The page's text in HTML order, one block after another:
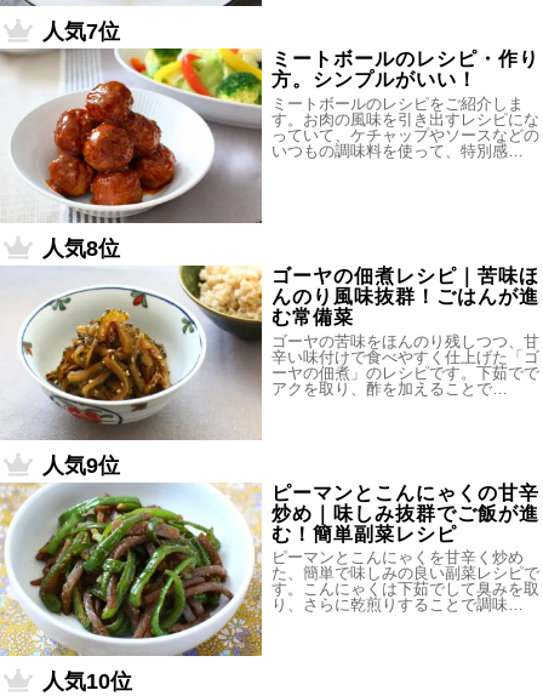
人気7位
ミートボールのレシピ・作り
方。シンプルがいい！
ミートボールのレシピをご紹介しま
す。お肉の風味を引き出すレシピにな
っていて、ケチャップやソースなどの
いつもの調味料を使って、特別感…
人気8位
ゴーヤの佃煮レシピ｜苦味ほ
んのり風味抜群！ごはんが進
む常備菜
ゴーヤの苦味をほんのり残しつつ、甘
辛い味付けで食べやすく仕上げた「ゴ
ーヤの佃煮」のレシピです。下茹でで
アクを取り、酢を加えることで…
人気9位
ピーマンとこんにゃくの甘辛
炒め｜味しみ抜群でご飯が進
む！簡単副菜レシピ
ピーマンとこんにゃくを甘辛く炒め
た、簡単で味しみの良い副菜レシピで
す。こんにゃくは下茹でして臭みを取
り、さらに乾煎りすることで調味…
人気10位